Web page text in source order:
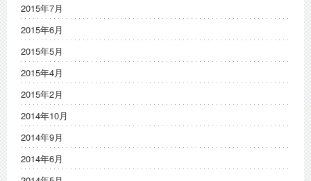
2015年7月
2015年6月
2015年5月
2015年4月
2015年2月
2014年10月
2014年9月
2014年6月